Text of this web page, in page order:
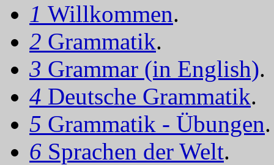
1 Willkommen.
2 Grammatik.
3 Grammar (in English).
4 Deutsche Grammatik.
5 Grammatik - Übungen.
6 Sprachen der Welt.